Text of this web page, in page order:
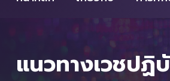
แนวทางเวชปฏิ